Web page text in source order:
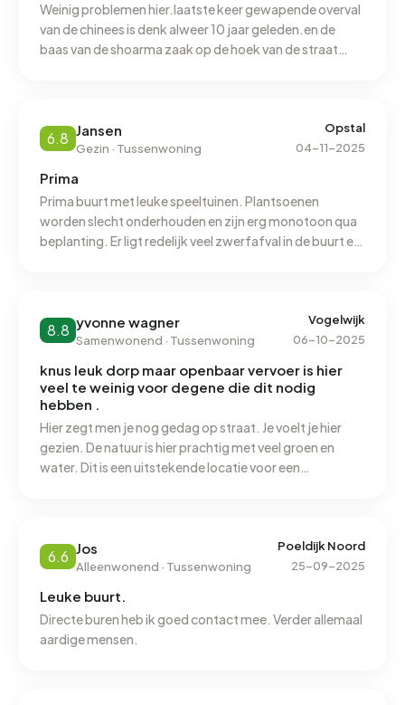
Weinig problemen hier.laatste keer gewapende overval
van de chinees is denk alweer 10 jaar geleden.en de
baas van de shoarma zaak op de hoek van de straat
komen.
6.8 Jansen
Gezin · Tussenwoning
Opstal
04-11-2025
Prima
Prima buurt met leuke speeltuinen. Plantsoenen
worden slecht onderhouden en zijn erg monotoon qua
beplanting. Er ligt redelijk veel zwerfafval in de buurt en
8.8 yvonne wagner
Samenwonend · Tussenwoning
Vogelwijk
06-10-2025
knus leuk dorp maar openbaar vervoer is hier
veel te weinig voor degene die dit nodig
hebben .
Hier zegt men je nog gedag op straat. Je voelt je hier
gezien. De natuur is hier prachtig met veel groen en
water. Dit is een uitstekende locatie voor een
6.6 Jos
Alleenwonend · Tussenwoning
Poeldijk Noord
25-09-2025
Leuke buurt.
Directe buren heb ik goed contact mee. Verder allemaal
aardige mensen.